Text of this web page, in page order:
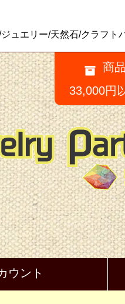
エリー/天然石/クラフト
商
33,000円
ウント